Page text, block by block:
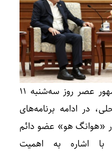
مسعود پزشکیان رئیس‌جمهور عصر روز سه‌شنبه 11
وقت محلی، در ادامه برنامه‌های
«هوانگ هو» عضو دائم
اشاره به اهمیت